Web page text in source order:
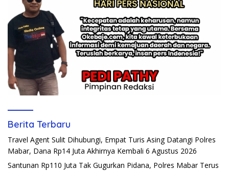
Berita Terbaru
Travel Agent Sulit Dihubungi, Empat Turis Asing Datangi Polres
Mabar, Dana Rp14 Juta Akhirnya Kembali 6 Agustus 2026
Santunan Rp110 Juta Tak Gugurkan Pidana, Polres Mabar Terus